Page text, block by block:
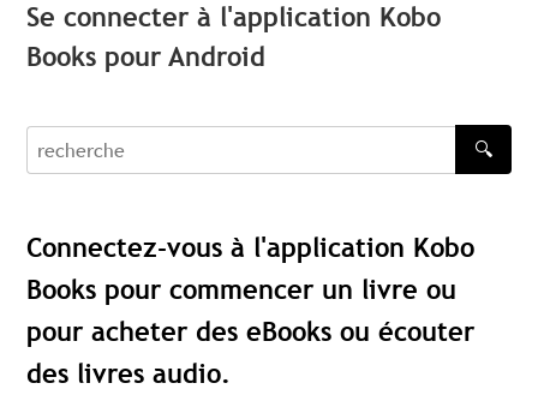
Se connecter à l'application Kobo
Books pour Android
recherche
🔍
Connectez-vous à l'application Kobo
Books pour commencer un livre ou
pour acheter des eBooks ou écouter
des livres audio.